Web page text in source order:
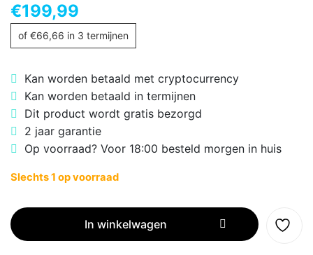
€199,99
of €66,66 in 3 termijnen
Kan worden betaald met cryptocurrency
Kan worden betaald in termijnen
Dit product wordt gratis bezorgd
2 jaar garantie
Op voorraad? Voor 18:00 besteld morgen in huis
Slechts 1 op voorraad
be
quiet!
SILENT
In winkelwagen